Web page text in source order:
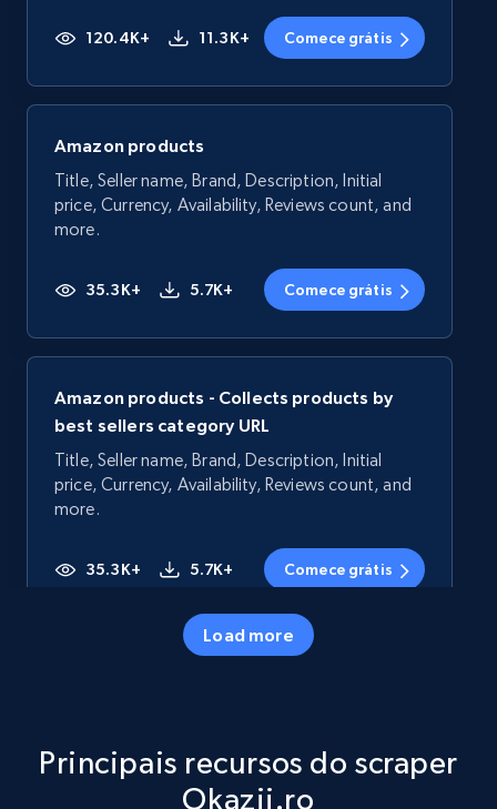
120.4K+ 11.3K+ Comece grátis
Amazon products
Title, Seller name, Brand, Description, Initial
price, Currency, Availability, Reviews count, and
more.
35.3K+ 5.7K+ Comece grátis
Amazon products - Collects products by
best sellers category URL
Title, Seller name, Brand, Description, Initial
price, Currency, Availability, Reviews count, and
more.
35.3K+ 5.7K+ Comece grátis
price, Currency, Availability, Reviews count, and
Load more
Principais recursos do scraper
Okazii.ro